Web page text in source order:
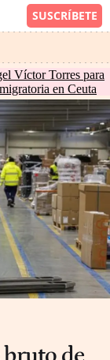
Víctor Torres para
en Ceuta